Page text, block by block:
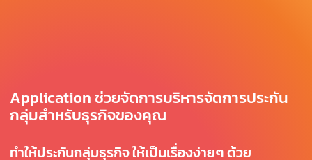
Application ช่วยจัดการบริหารจัดการประกัน
กลุ่มสำหรับธุรกิจของคุณ
ทำให้ประกันกลุ่มธุรกิจ ให้เป็นเรื่องง่ายๆ ด้วย